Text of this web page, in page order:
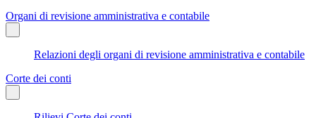
Organi di revisione amministrativa e contabile
Relazioni degli organi di revisione amministrativa e contabile
Corte dei conti